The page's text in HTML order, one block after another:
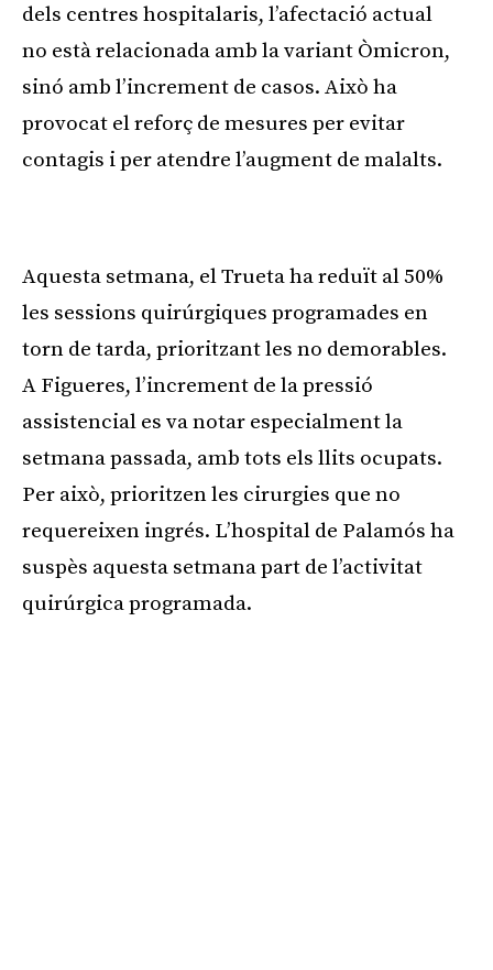
dels centres hospitalaris, l’afectació actual
no està relacionada amb la variant Òmicron,
sinó amb l’increment de casos. Això ha
provocat el reforç de mesures per evitar
contagis i per atendre l’augment de malalts.
Aquesta setmana, el Trueta ha reduït al 50%
les sessions quirúrgiques programades en
torn de tarda, prioritzant les no demorables.
A Figueres, l’increment de la pressió
assistencial es va notar especialment la
setmana passada, amb tots els llits ocupats.
Per això, prioritzen les cirurgies que no
requereixen ingrés. L’hospital de Palamós ha
suspès aquesta setmana part de l’activitat
quirúrgica programada.